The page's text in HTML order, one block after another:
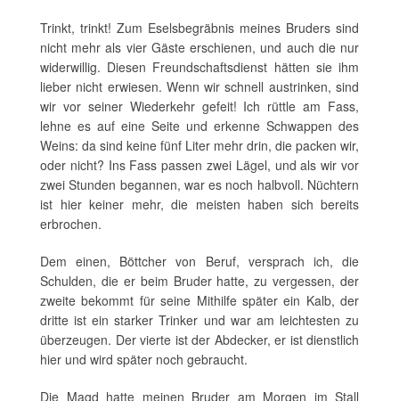
Trinkt, trinkt! Zum Eselsbegräbnis meines Bruders sind
nicht mehr als vier Gäste erschienen, und auch die nur
widerwillig. Diesen Freundschaftsdienst hätten sie ihm
lieber nicht erwiesen. Wenn wir schnell austrinken, sind
wir vor seiner Wiederkehr gefeit! Ich rüttle am Fass,
lehne es auf eine Seite und erkenne Schwappen des
Weins: da sind keine fünf Liter mehr drin, die packen wir,
oder nicht? Ins Fass passen zwei Lägel, und als wir vor
zwei Stunden begannen, war es noch halbvoll. Nüchtern
ist hier keiner mehr, die meisten haben sich bereits
erbrochen.
Dem einen, Böttcher von Beruf, versprach ich, die
Schulden, die er beim Bruder hatte, zu vergessen, der
zweite bekommt für seine Mithilfe später ein Kalb, der
dritte ist ein starker Trinker und war am leichtesten zu
überzeugen. Der vierte ist der Abdecker, er ist dienstlich
hier und wird später noch gebraucht.
Die Magd hatte meinen Bruder am Morgen im Stall